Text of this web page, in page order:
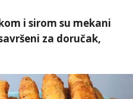
i sirom su mekani
za doručak,